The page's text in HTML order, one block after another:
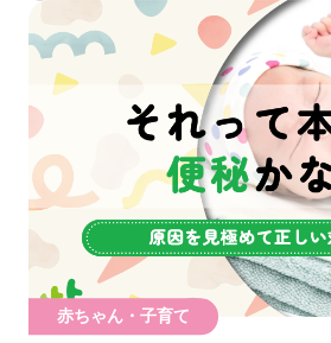
赤ちゃん・子育て